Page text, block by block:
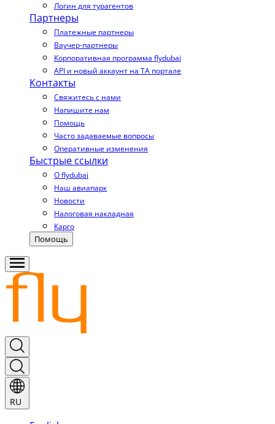
Логин для турагентов
Партнеры
Платежные партнеры
Ваучер-партнеры
Корпоративная программа flydubai
API и новый аккаунт на TA портале
Контакты
Свяжитесь с нами
Напишите нам
Помощь
Часто задаваемые вопросы
Оперативные изменения
Быстрые ссылки
О flydubai
Наш авиапарк
Новости
Налоговая накладная
Карго
Помощь
RU